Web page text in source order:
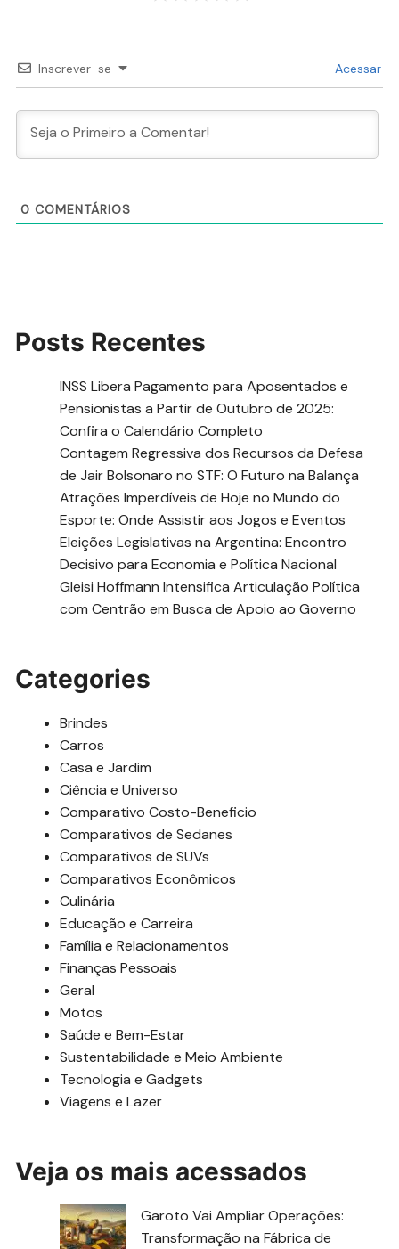
Inscrever-se Acessar
0 COMENTÁRIOS
Posts Recentes
INSS Libera Pagamento para Aposentados e
Pensionistas a Partir de Outubro de 2025:
Confira o Calendário Completo
Contagem Regressiva dos Recursos da Defesa
de Jair Bolsonaro no STF: O Futuro na Balança
Atrações Imperdíveis de Hoje no Mundo do
Esporte: Onde Assistir aos Jogos e Eventos
Eleições Legislativas na Argentina: Encontro
Decisivo para Economia e Política Nacional
Gleisi Hoffmann Intensifica Articulação Política
com Centrão em Busca de Apoio ao Governo
Categories
Brindes
Carros
Casa e Jardim
Ciência e Universo
Comparativo Costo-Beneficio
Comparativos de Sedanes
Comparativos de SUVs
Comparativos Econômicos
Culinária
Educação e Carreira
Família e Relacionamentos
Finanças Pessoais
Geral
Motos
Saúde e Bem-Estar
Sustentabilidade e Meio Ambiente
Tecnologia e Gadgets
Viagens e Lazer
Veja os mais acessados
Garoto Vai Ampliar Operações:
Transformação na Fábrica de